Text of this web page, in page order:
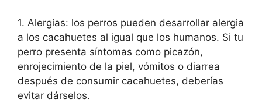
1. Alergias: los perros pueden desarrollar alergia
a los cacahuetes al igual que los humanos. Si tu
perro presenta síntomas como picazón,
enrojecimiento de la piel, vómitos o diarrea
después de consumir cacahuetes, deberías
evitar dárselos.